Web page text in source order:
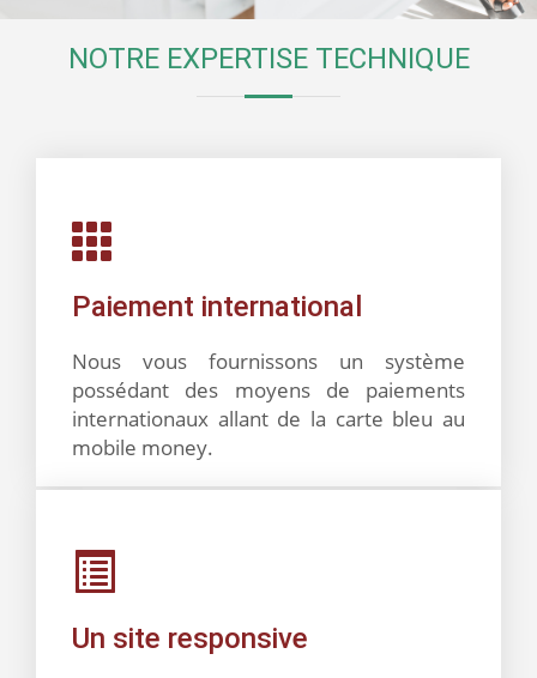
NOTRE EXPERTISE TECHNIQUE
Paiement international
Nous vous fournissons un système
possédant des moyens de paiements
internationaux allant de la carte bleu au
mobile money.
Un site responsive